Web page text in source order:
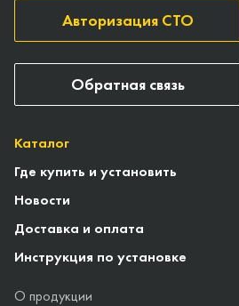
Каталог
Где купить и установить
Новости
Доставка и оплата
Инструкция по установке
О продукции
Авторизация СТО
Обратная связь